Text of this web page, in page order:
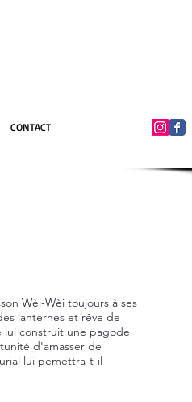
CONTACT
Wèi-Wèi toujours à ses
lanternes et rêve de
lui construit une pagode
d'amasser de
lui pemettra-t-il